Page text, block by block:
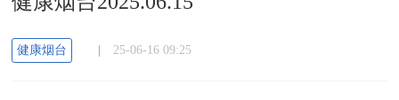
健康烟台 |25-06-16 09:25